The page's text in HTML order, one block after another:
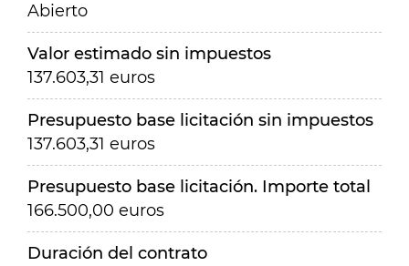
Abierto
Valor estimado sin impuestos
137.603,31 euros
Presupuesto base licitación sin impuestos
137.603,31 euros
Presupuesto base licitación. Importe total
166.500,00 euros
Duración del contrato